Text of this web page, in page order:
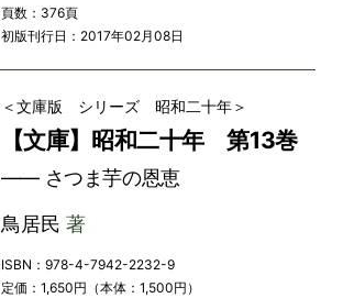
頁数：376頁
初版刊行日：2017年02月08日
＜文庫版 シリーズ 昭和二十年＞
【文庫】昭和二十年 第13巻
―― さつま芋の恩恵
鳥居民 著
ISBN：978-4-7942-2232-9
定価：1,650円（本体：1,500円）